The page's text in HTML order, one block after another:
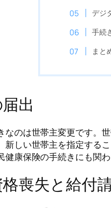
デジ
手続
まと
出
なのは世帯主変更です。
新しい世帯主を指定する
康保険の手続きにも関
喪失と給付